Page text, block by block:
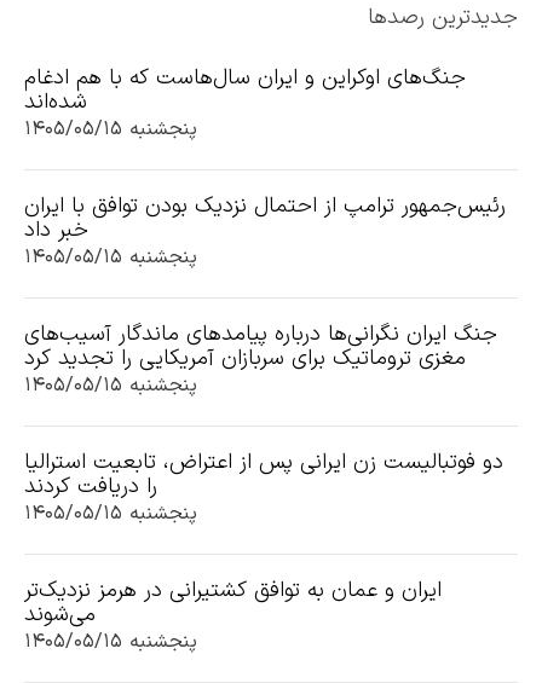
جدیدترین رصدها
جنگ‌های اوکراین و ایران سال‌هاست که با هم ادغام
شده‌اند
پنجشنبه ۱۴۰۵/۰۵/۱۵
رئیس‌جمهور ترامپ از احتمال نزدیک بودن توافق با ایران
خبر داد
پنجشنبه ۱۴۰۵/۰۵/۱۵
جنگ ایران نگرانی‌ها درباره پیامدهای ماندگار آسیب‌های
مغزی تروماتیک برای سربازان آمریکایی را تجدید کرد
پنجشنبه ۱۴۰۵/۰۵/۱۵
دو فوتبالیست زن ایرانی پس از اعتراض، تابعیت استرالیا
را دریافت کردند
پنجشنبه ۱۴۰۵/۰۵/۱۵
ایران و عمان به توافق کشتیرانی در هرمز نزدیک‌تر
می‌شوند
پنجشنبه ۱۴۰۵/۰۵/۱۵